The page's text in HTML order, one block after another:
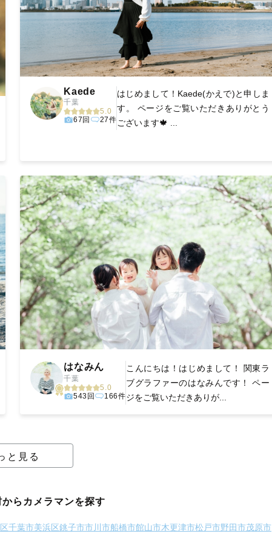
Kaede
千葉
5.0
67回
27件
はじめまして！Kaede(かえで)と申しま
す。 ページをご覧いただきありがとう
ございます🍁 ...
はなみん
千葉
5.0
543回
166件
こんにちは！はじめまして！ 関東ラ
ブグラファーのはなみんです！ ペー
ジをご覧いただきありが...
と見る
らカメラマンを探す
千葉市美浜区銚子市市川市船橋市館山市木更津市松戸市野田市茂原市